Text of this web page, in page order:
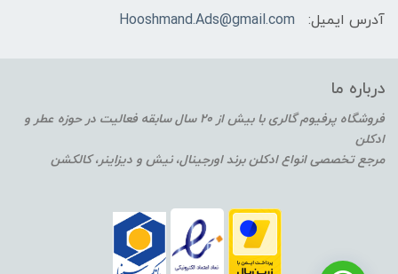
آدرس ایمیل:
Hooshmand.Ads@gmail.com
درباره ما
فروشگاه پرفیوم گالری با بیش از 20 سال سابقه فعالیت در حوزه عطر و
ادکلن
مرجع تخصصی انواع ادکلن برند اورجینال، نیش و دیزاینر، کالکشن